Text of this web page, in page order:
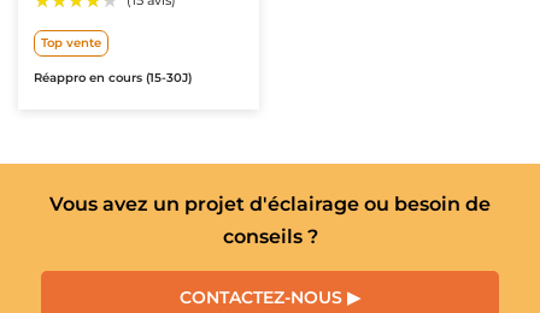
★★★★★
★★★★★
Top vente
Réappro en cours (15-30J)
Vous avez un projet d'éclairage ou besoin de
conseils ?
CONTACTEZ-NOUS ▶